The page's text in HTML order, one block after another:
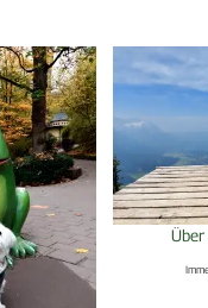
Über